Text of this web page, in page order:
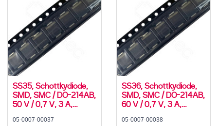
SS35, Schottkydiode,
SMD, SMC / DO-214AB,
50 V / 0,7 V, 3 A,
05-0007-00037
SS36, Schottkydiode,
SMD, SMC / DO-214AB,
60 V / 0,7 V, 3 A,
05-0007-00038